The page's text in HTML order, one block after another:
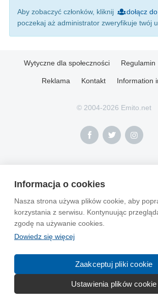
Informacja o cookies
Nasza strona używa plików cookie, aby
korzystania z serwisu. Kontynuując
zgodę na używanie cookies.
Dowiedz się więcej
Zaakceptuj pliki cookie
Ustawienia plików cookie
Aby zobaczyć członków, kliknij dołącz
poczekaj aż administrator zweryfikuje twój
Wytyczne dla społeczności Regulamin
Reklama Kontakt Information
© 2004-2026 Emito.net